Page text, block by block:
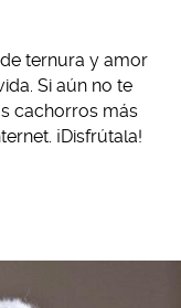
ternura y amor
Si aún no te
cachorros más
¡Disfrútala!